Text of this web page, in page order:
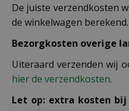
De juiste verzendkosten
de winkelwagen berekend.
Bezorgkosten overige
Uiteraard verzenden wij
hier de verzendkosten.
Let op: extra kosten